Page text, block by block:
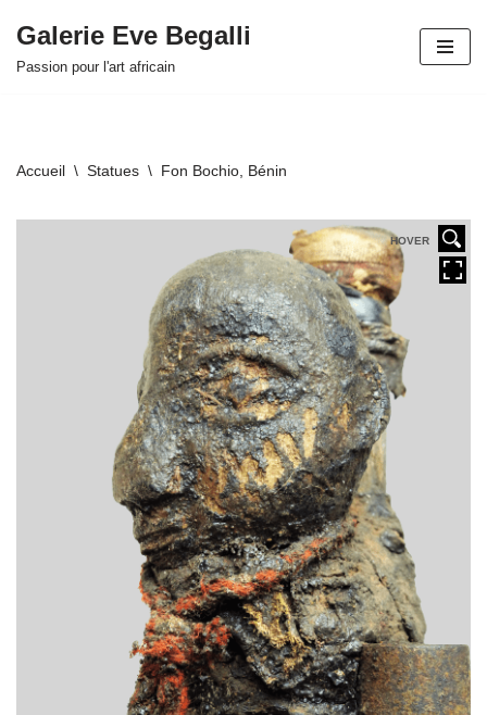
Aller
Galerie Eve Begalli
Passion pour l'art africain
Accueil \ Statues \ Fon Bochio, Bénin
HOVER